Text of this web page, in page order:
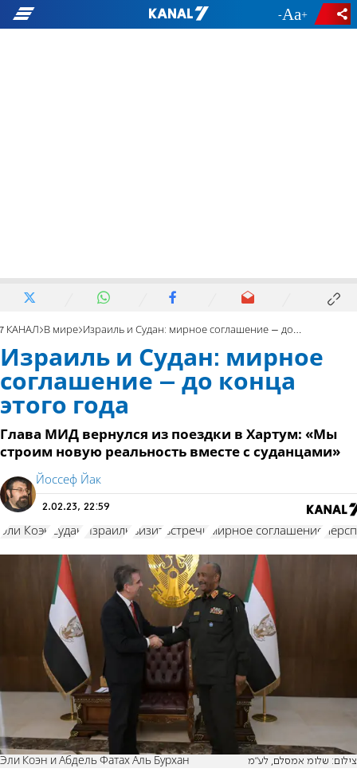
- +
7 КАНАЛ В мире Израиль и Судан: мирное соглашение – до конца этого года
Израиль и Судан: мирное
соглашение – до конца
этого года
Глава МИД вернулся из поездки в Хартум: «Мы
строим новую реальность вместе с суданцами»
Йоссеф Йак
2.02.23, 22:59
Эли Коэн Судан Израиль визит встречи мирное соглашение
Эли Коэн и Абдель Фатах Аль Бурхан צילום: שלומ אמסלם, לע"מ